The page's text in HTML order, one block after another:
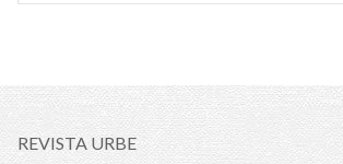
REVISTA URBE